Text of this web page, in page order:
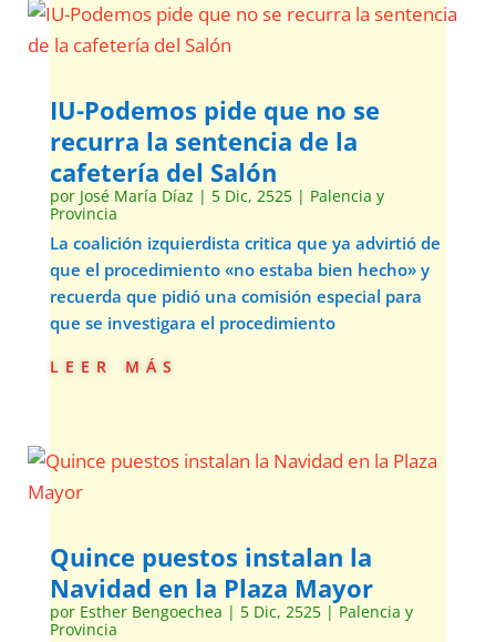
IU-Podemos pide que no se
recurra la sentencia de la
cafetería del Salón
por José María Díaz | 5 Dic, 2525| Palencia y
Provincia
La coalición izquierdista critica que ya advirtió de
que el procedimiento «no estaba bien hecho» y
recuerda que pidió una comisión especial para
que se investigara el procedimiento
leer más
Quince puestos instalan la
Navidad en la Plaza Mayor
por Esther Bengoechea | 5 Dic, 2525| Palencia y
Provincia